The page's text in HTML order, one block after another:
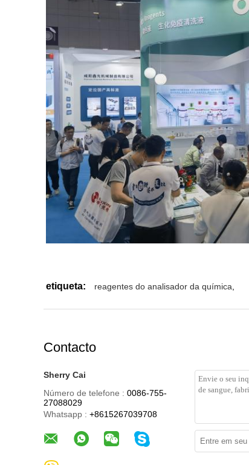
etiqueta: reagentes do analisador da química
Contacto
Sherry Cai
Número de telefone : 0086-755-
27088029
Whatsapp : +8615267039708